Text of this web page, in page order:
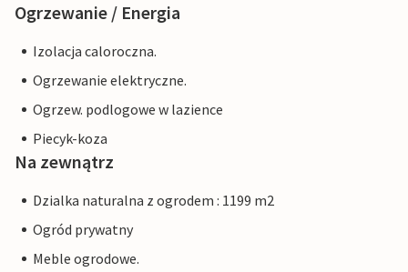
Ogrzewanie / Energia
Izolacja caloroczna.
Ogrzewanie elektryczne.
Ogrzew. podlogowe w lazience
Piecyk-koza
Na zewnątrz
Dzialka naturalna z ogrodem : 1199 m2
Ogród prywatny
Meble ogrodowe.